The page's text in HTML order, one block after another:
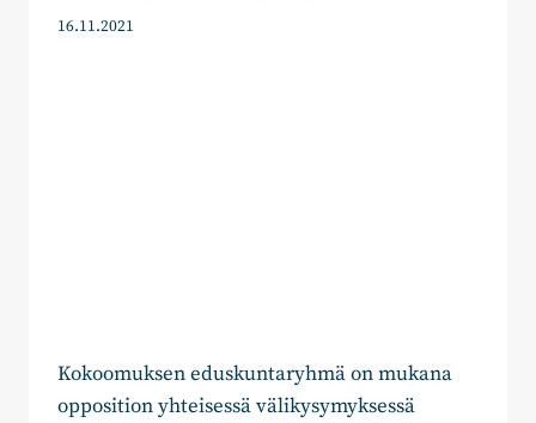
16.11.2021
Kokoomuksen eduskuntaryhmä on mukana
opposition yhteisessä välikysymyksessä